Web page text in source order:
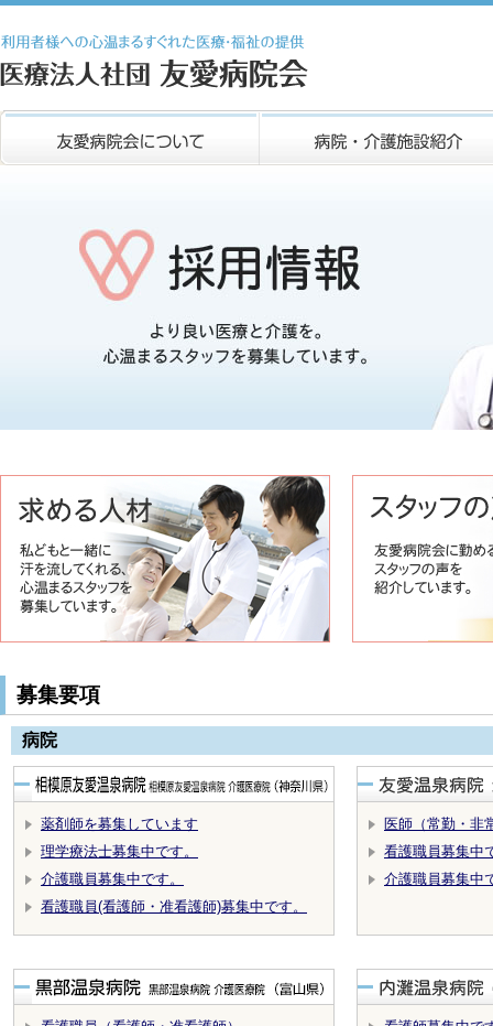
募集要項
病院
薬剤師を募集しています
理学療法士募集中です。
介護職員募集中です。
看護職員(看護師・准看護師)募集中です。
医師（常勤・非
看護職員募集中
介護職員募集中